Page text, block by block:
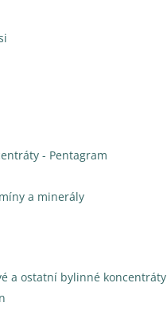
- Pentagram
a minerály
a ostatní bylinné koncentráty